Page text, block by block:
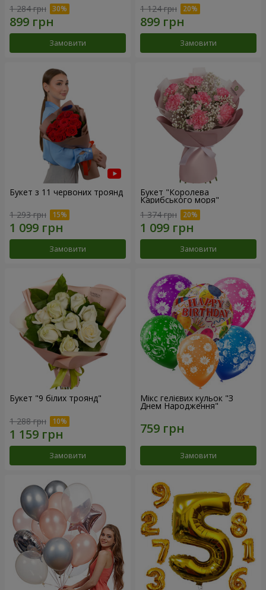
1 284 грн
Замовити
1 124 грн
Замовити
Букет з 11 червоних троянд
1 293 грн
Замовити
Букет "Королева
Карибського моря"
1 374 грн
Замовити
Букет "9 білих троянд"
1 288 грн
Замовити
Мікс гелієвих кульок "З
Днем Народження"
Замовити